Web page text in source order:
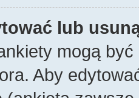
lub
mogą
Aby